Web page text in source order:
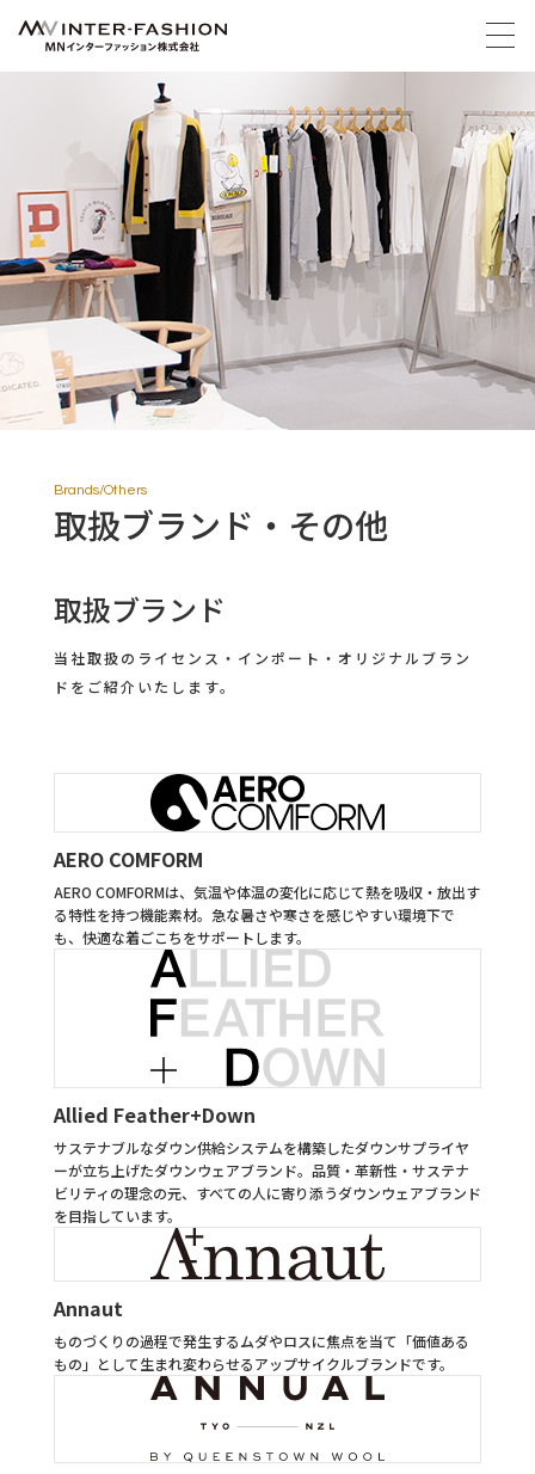
Brands/Others
取扱ブランド・その他
取扱ブランド
当社取扱のライセンス・インポート・オリジナルブラン
ドをご紹介いたします。
AERO COMFORM
AERO COMFORMは、気温や体温の変化に応じて熱を吸収・放出す
る特性を持つ機能素材。急な暑さや寒さを感じやすい環境下で
も、快適な着ごこちをサポートします。
Allied Feather+Down
サステナブルなダウン供給システムを構築したダウンサプライヤ
ーが立ち上げたダウンウェアブランド。品質・革新性・サステナ
ビリティの理念の元、すべての人に寄り添うダウンウェアブランド
を目指しています。
Annaut
ものづくりの過程で発生するムダやロスに焦点を当て「価値ある
もの」として生まれ変わらせるアップサイクルブランドです。